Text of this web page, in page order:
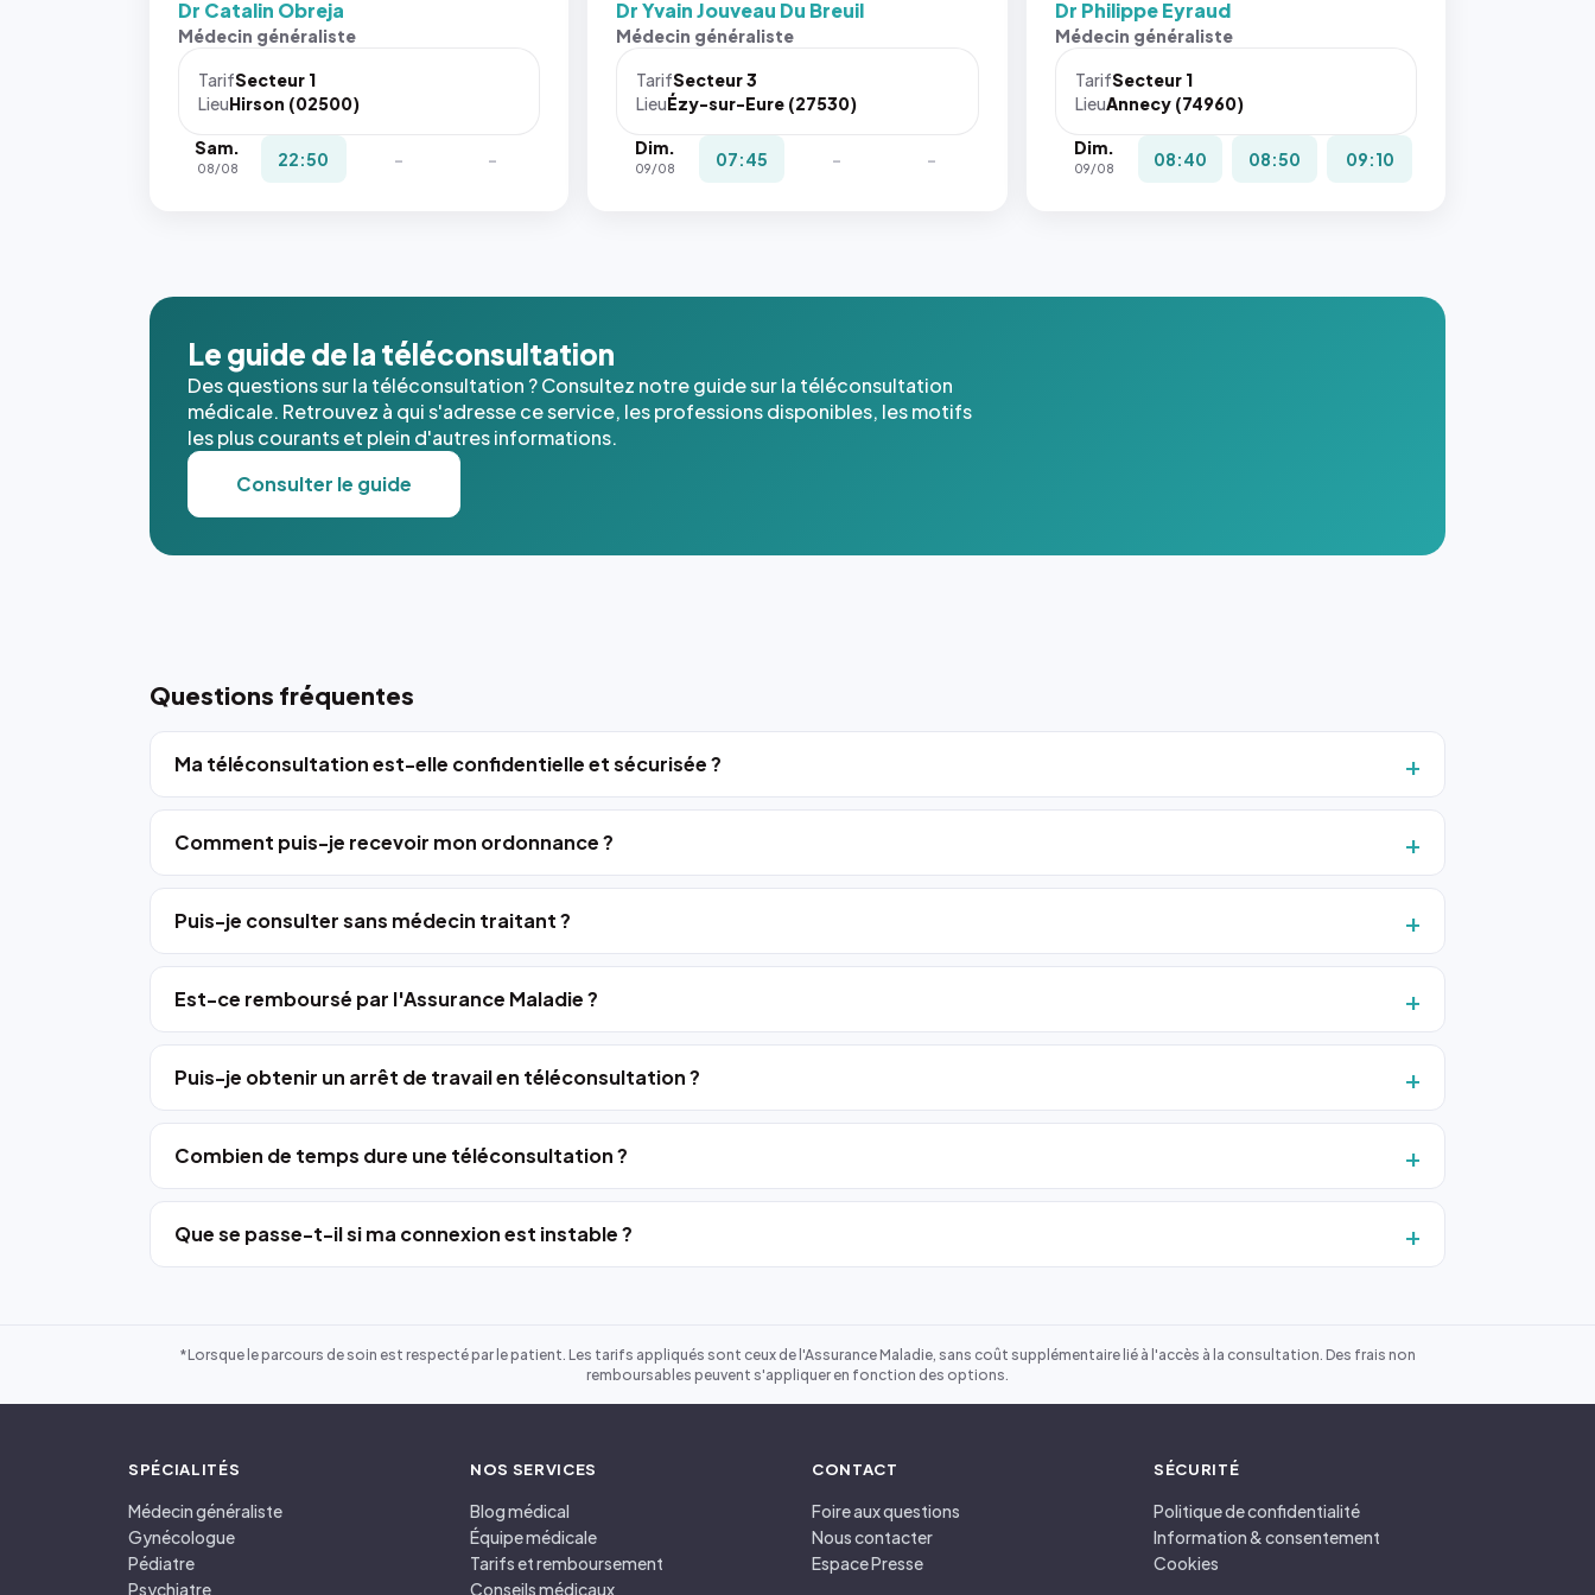
Sans ces
navigateur
pas la
place, et
l'annuaire
dans ce
cas. #}
Dr Catalin Obreja
Médecin généraliste
TarifSecteur 1
LieuHirson (02500)
Sam.
08/08 22:50 - -
Sans ces
navigateur
pas la
place, et
cas. #}
Dr Yvain Jouveau Du Breuil
Médecin généraliste
TarifSecteur 3
LieuÉzy-sur-Eure (27530)
Dim.
09/08 07:45 - -
Sans ces
navigateur
pas la
place, et
Dr Philippe Eyraud
Médecin généraliste
TarifSecteur 1
LieuAnnecy (74960)
Dim.
09/08 08:40 08:50 09:10
Le guide de la téléconsultation
Des questions sur la téléconsultation ? Consultez notre guide sur la téléconsultation
médicale. Retrouvez à qui s'adresse ce service, les professions disponibles, les motifs
les plus courants et plein d'autres informations.
Consulter le guide
Questions fréquentes
Ma téléconsultation est-elle confidentielle et sécurisée ?
Comment puis-je recevoir mon ordonnance ?
Puis-je consulter sans médecin traitant ?
Est-ce remboursé par l'Assurance Maladie ?
Puis-je obtenir un arrêt de travail en téléconsultation ?
Combien de temps dure une téléconsultation ?
Que se passe-t-il si ma connexion est instable ?
*Lorsque le parcours de soin est respecté par le patient. Les tarifs appliqués sont ceux de l'Assurance Maladie, sans coût supplémentaire lié à l'accès à la consultation. Des frais non
remboursables peuvent s'appliquer en fonction des options.
SPÉCIALITÉS
Médecin généraliste
Gynécologue
Pédiatre
Psychiatre
NOS SERVICES
Blog médical
Équipe médicale
Tarifs et remboursement
Conseils médicaux
CONTACT
Foire aux questions
Nous contacter
Espace Presse
SÉCURITÉ
Politique de confidentialité
Information & consentement
Cookies